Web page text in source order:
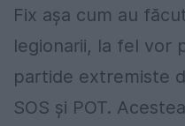
Fix așa cum au
legionarii, la fel vor
partide extremiste
SOS și POT.